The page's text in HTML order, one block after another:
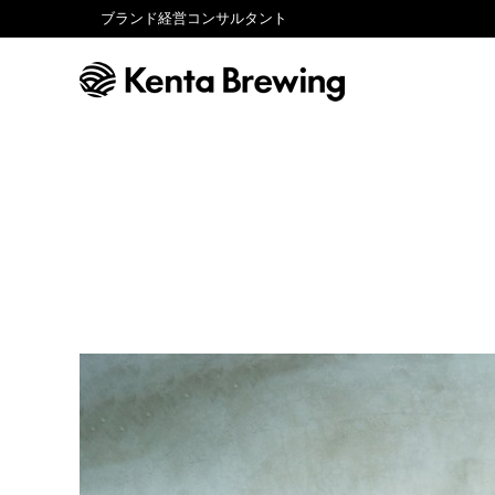
ブランド経営コンサルタント